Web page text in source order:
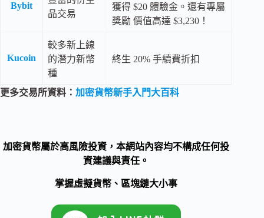
Bybit
品交易
獲得 $20 體驗金。還有專屬
獎勵 價值高達 $3,230！
Kucoin
較多新上線
的潛力新幣
種
終生 20% 手續費折扣
更多交易所資料： 加密貨幣新手入門大百科
加密貨幣屬於高風險投資，本網站內容均不構成任何投
資建議與責任。
掌握虛擬貨幣、區塊鏈大小事